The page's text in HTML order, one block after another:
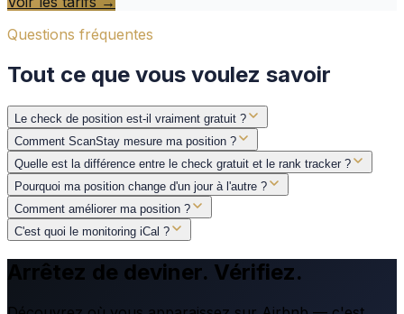
Questions fréquentes
Tout ce que vous voulez savoir
Le check de position est-il vraiment gratuit ?
Comment ScanStay mesure ma position ?
Quelle est la différence entre le check gratuit et le rank tracker ?
Pourquoi ma position change d'un jour à l'autre ?
Comment améliorer ma position ?
C'est quoi le monitoring iCal ?
Arrêtez de deviner. Vérifiez.